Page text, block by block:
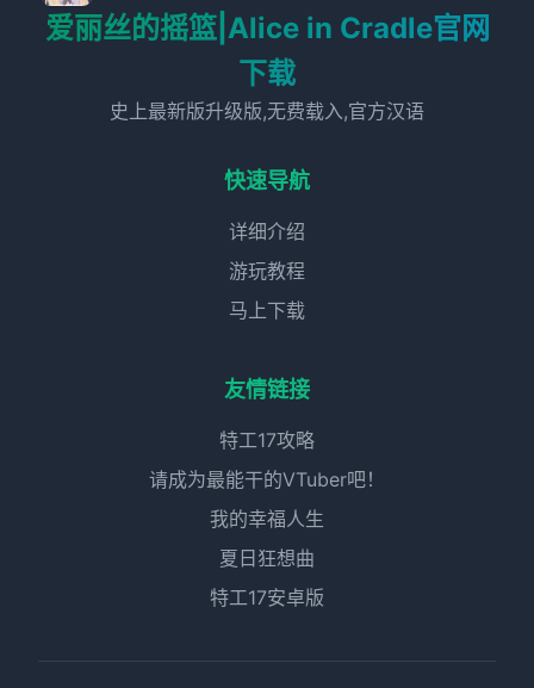
爱丽丝的摇篮|Alice in Cradle官网
下载
史上最新版升级版,无费载入,官方汉语
快速导航
详细介绍
游玩教程
马上下载
友情链接
特工17攻略
请成为最能干的VTuber吧！
我的幸福人生
夏日狂想曲
特工17安卓版